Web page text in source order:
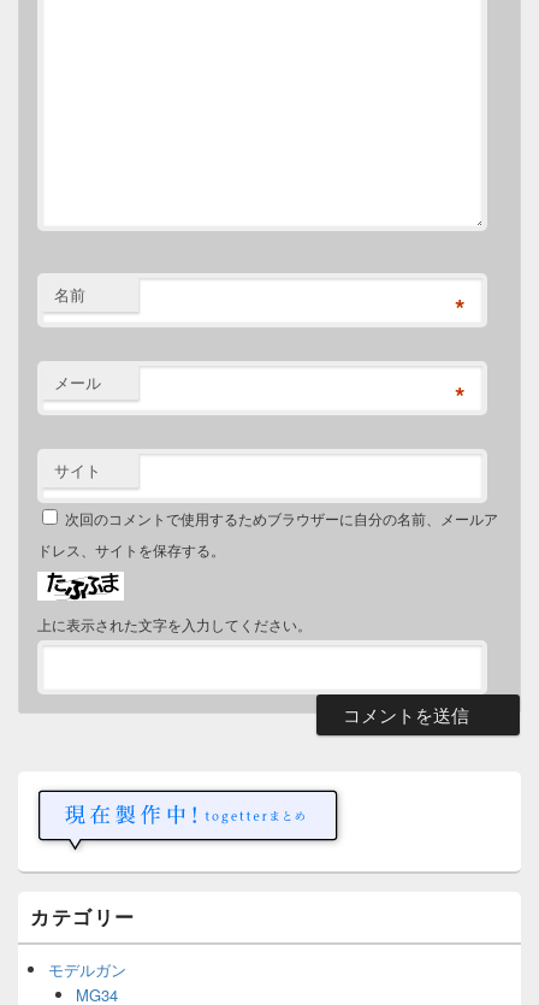
名前 *
メール *
サイト
次回のコメントで使用するためブラウザーに自分の名前、メールア
ドレス、サイトを保存する。
上に表示された文字を入力してください。
バ
ウ
ィ
ェ
カテゴリー
モデルガン
MG34